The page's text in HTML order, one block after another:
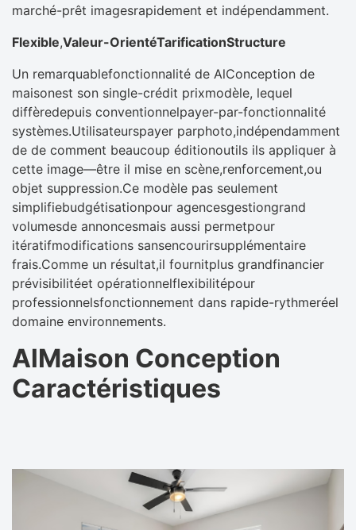
marché-prêt imagesrapidement et indépendamment.
Flexible,Valeur-OrientéTarificationStructure
Un remarquablefonctionnalité de AlConception de
maisonest son single-crédit prixmodèle, lequel
diffèredepuis conventionnelpayer-par-fonctionnalité
systèmes.Utilisateurspayer parphoto,indépendamment
de de comment beaucoup éditionoutils ils appliquer à
cette image—être il mise en scène,renforcement,ou
objet suppression.Ce modèle pas seulement
simplifiebudgétisationpour agencesgestiongrand
volumesde annoncesmais aussi permetpour
itératifmodifications sansencourirsupplémentaire
frais.Comme un résultat,il fournitplus grandfinancier
prévisibilitéet opérationnelflexibilitépour
professionnelsfonctionnement dans rapide-rythmeréel
domaine environnements.
AlMaison Conception
Caractéristiques